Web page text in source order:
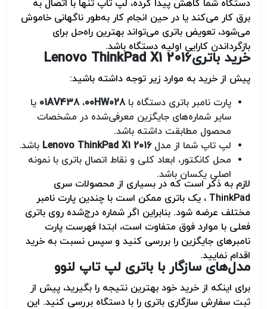
دستگاه شما کاهش پیدا کرده، لپ تاپ تنها با اتصال به
برق کار می‌کند یا در حین انجام کار به‌طور ناگهانی خاموش
می‌شود، تعویض باتری می‌تواند بهترین راه‌حل برای
بازگرداندن کارایی اولیه دستگاه باشد.
خرید باتریLenovo ThinkPad X1 2016
پیش از خرید به موارد زیر توجه داشته باشید:
پارت نامبر باتری دستگاه با00HW028،01AV438 یا
سایر شماره‌های جایگزین معرفی‌شده در مشخصات
محصول مطابقت داشته باشد.
لپ تاپ شما از مدلLenovo ThinkPad X1 2016 باشد.
محل کانکتور، ابعاد کلی و نقاط اتصال باتری با نمونه
اصلی یکسان باشد.
لازم به ذکر است که در بسیاری از محصولات سری
ThinkPad ، یک باتری ممکن است با چندین پارت نامبر
مختلف عرضه شود. بنابراین اگر شماره درج‌شده روی باتری
فعلی با موارد فوق متفاوت است، ابتدا فهرست پارت
نامبرهای جایگزین را بررسی کنید و سپس نسبت به خرید
اقدام نمایید.
مدل‌های سازگار با باتری لپ تاپ لنوو
برای اینکه از خرید خود بهترین نتیجه را بگیرید، پیش از
ثبت سفارش سازگاری باتری را با دستگاه بررسی کنید. این